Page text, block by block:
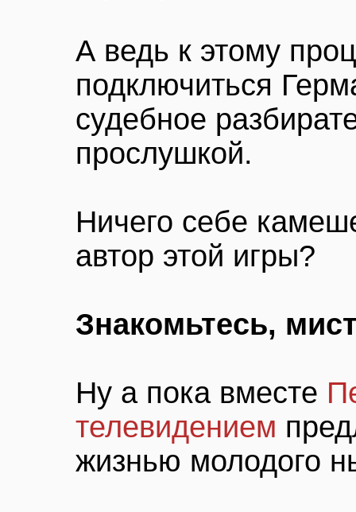
А ведь к этому
подключиться
судебное
прослушкой.
Ничего себе
автор этой игры?
Знакомьтесь,
Ну а пока вместе
телевидением
жизнью молодого